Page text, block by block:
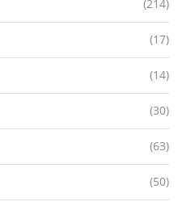
(214)
(17)
(14)
(30)
(63)
(50)